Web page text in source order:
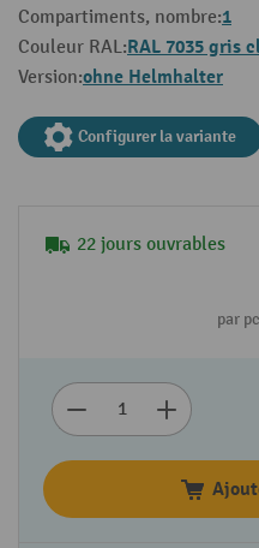
Compartiments, nombre:1
Couleur RAL:RAL 7035 gris
Version:ohne Helmhalter
Configurer la variante
22 jours ouvrables
par